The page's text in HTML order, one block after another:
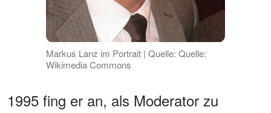
Markus Lanz im Portrait | Quelle: Quelle:
Wikimedia Commons
1995 fing er an, als Moderator zu